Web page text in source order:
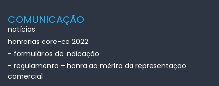
COMUNICAÇÃO
notícias
honrarias core-ce 2022
- formulários de indicação
- regulamento – honra ao mérito da representação
comercial